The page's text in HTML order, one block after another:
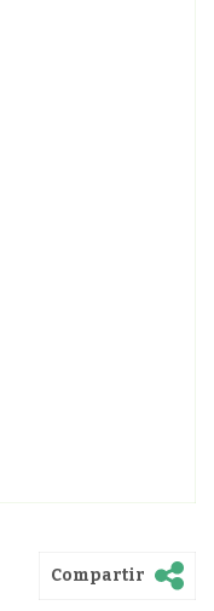
Compartir